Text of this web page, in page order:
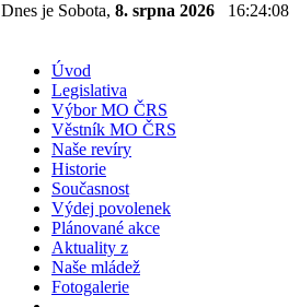
Dnes je Sobota, 8. srpna 2026 16:24:08
Úvod
Legislativa
Výbor MO ČRS
Věstník MO ČRS
Naše revíry
Historie
Současnost
Výdej povolenek
Plánované akce
Aktuality z
Naše mládež
Fotogalerie